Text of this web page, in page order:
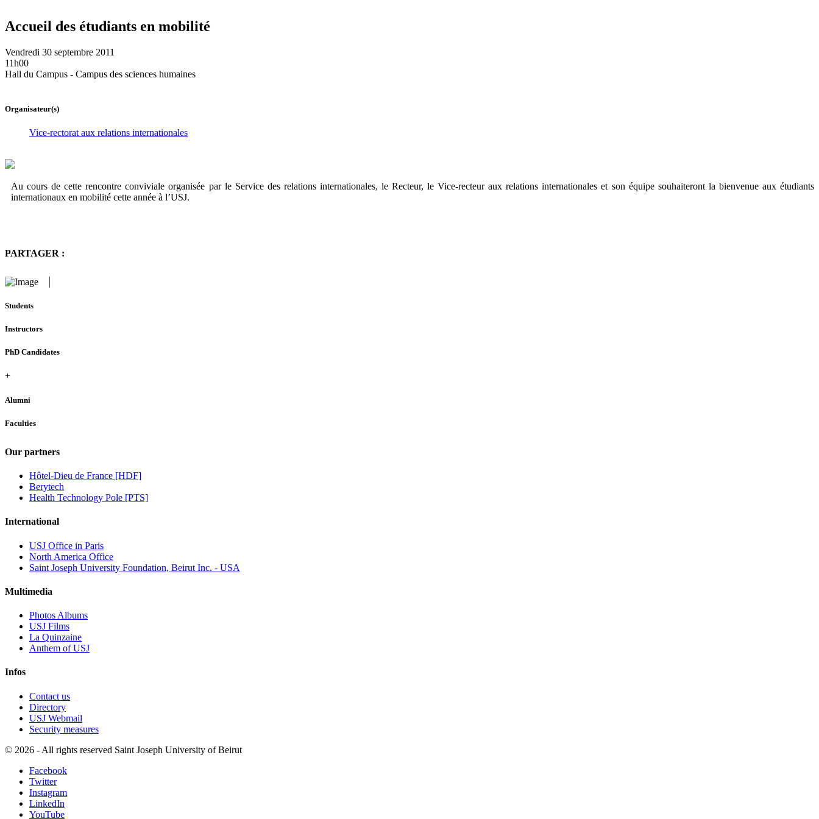
Accueil des étudiants en mobilité
Vendredi 30 septembre 2011
11h00
Hall du Campus - Campus des sciences humaines
Organisateur(s)
Vice-rectorat aux relations internationales
Au cours de cette rencontre conviviale organisée par le Service des relations internationales, le Recteur, le Vice-recteur aux relations internationales et son équipe souhaiteront la bienvenue aux étudiants
internationaux en mobilité cette année à l’USJ.
PARTAGER :
Students
Instructors
PhD Candidates
+
Alumni
Faculties
Our partners
Hôtel-Dieu de France [HDF]
Berytech
Health Technology Pole [PTS]
International
USJ Office in Paris
North America Office
Saint Joseph University Foundation, Beirut Inc. - USA
Multimedia
Photos Albums
USJ Films
La Quinzaine
Anthem of USJ
Infos
Contact us
Directory
USJ Webmail
Security measures
© 2026 - All rights reserved Saint Joseph University of Beirut
Facebook
Twitter
Instagram
LinkedIn
YouTube